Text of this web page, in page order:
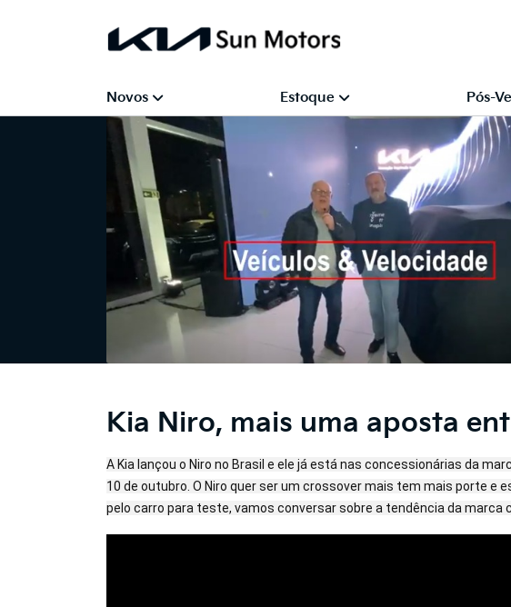
Novos Estoque Pós-
Kia Niro, mais uma aposta
A Kia lançou o Niro no Brasil e ele já está nas concessionárias da
10 de outubro. O Niro quer ser um crossover mais tem mais porte e
pelo carro para teste, vamos conversar sobre a tendência da